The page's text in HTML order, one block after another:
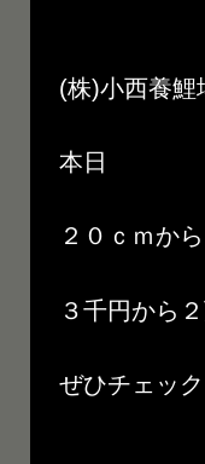
(株)小西養鯉
本日
２０ｃｍか
３千円から
ぜひチェッ